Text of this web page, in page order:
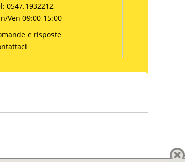
0547.1932212
Ven 09:00-15:00
e risposte